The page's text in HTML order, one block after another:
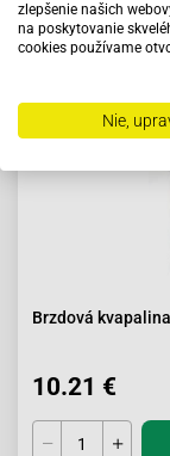
Brzdová
10.21 €
zlepšenie našich
na poskytovanie
cookies používame
Nie,